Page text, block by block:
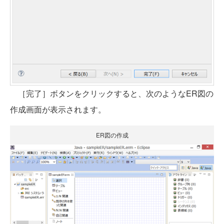
［完了］ボタンをクリックすると、次のようなER図の
作成画面が表示されます。
ER図の作成